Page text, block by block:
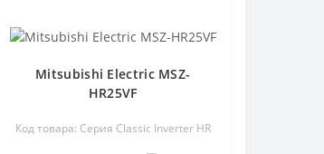
Mitsubishi Electric MSZ-
HR25VF
Код товара: Серия Classic Inverter HR